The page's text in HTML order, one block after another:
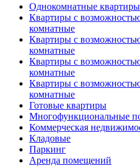
Однокомнатные квартиры
Квартиры с
комнатные
Квартиры с
комнатные
Квартиры с
комнатные
Квартиры с
комнатные
Готовые квартиры
Многофункциональные
Коммерческая
Кладовые
Паркинг
Аренда помещений